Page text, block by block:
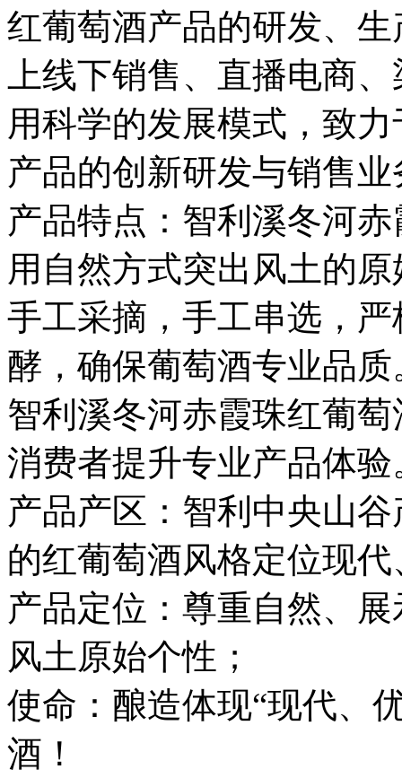
红葡萄酒产品的研发、
上线下销售、直播电商
用科学的发展模式，致
产品的创新研发与销售业
产品特点：智利溪冬河
用自然方式突出风土的
手工采摘，手工串选，
酵，确保葡萄酒专业品质
智利溪冬河赤霞珠红葡
消费者提升专业产品体验
产品产区：智利中央山
的红葡萄酒风格定位现
产品定位：尊重自然、
风土原始个性；
使命：酿造体现“现代、
酒！